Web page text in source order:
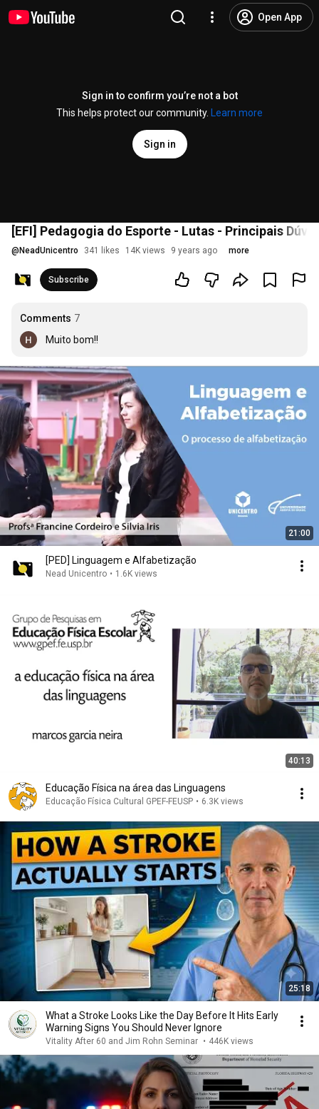
Open App
Sign in to confirm you’re not a bot
This helps protect our community.
Learn more
Sign in
[EFI] Pedagogia do Esporte - Lutas - Principais
@ NeadUnicentro 341 likes 14K views 9 years ago more
Subscribe
Comments 7
Muito bom!!
21:00
[PED] Linguagem e Alfabetização
Nead Unicentro • 1.6K views
40:13
Educação Física na área das Linguagens
Educação Física Cultural GPEF-FEUSP • 6.3K views
25:18
What a Stroke Looks Like the Day Before It Hits Early
Warning Signs You Should Never Ignore
Vitality After 60 and Jim Rohn Seminar • 446K views